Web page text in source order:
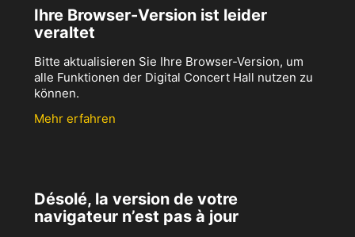
Ihre Browser-Version ist leider
veraltet
Bitte aktualisieren Sie Ihre Browser-Version, um
alle Funktionen der Digital Concert Hall nutzen zu
können.
Mehr erfahren
Désolé, la version de votre
navigateur n’est pas à jour